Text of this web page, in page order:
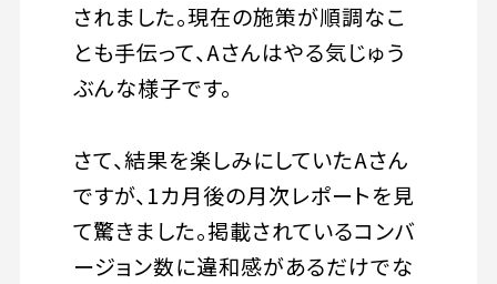
されました。現在の施策が順調なこ
とも手伝って、Aさんはやる気じゅう
ぶんな様子です。
さて、結果を楽しみにしていたAさん
ですが、1カ月後の月次レポートを見
て驚きました。掲載されているコンバ
ージョン数に違和感があるだけでな